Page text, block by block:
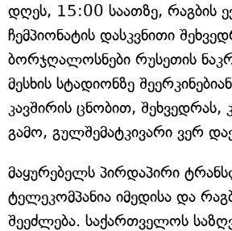
დღეს, 15:00 საათზე, რაგბის
ჩემპიონატის დასკვნითი
ბორჯღალოსნები რუსეთის
მესხის სტადიონზე
კავშირის ცნობით, შეხვედრას,
გამო, გულშემატკივარი ვერ
მაყურებელს პირდაპირი
ტელეკომპანია იმედისა და
შეეძლება. საქართველოს